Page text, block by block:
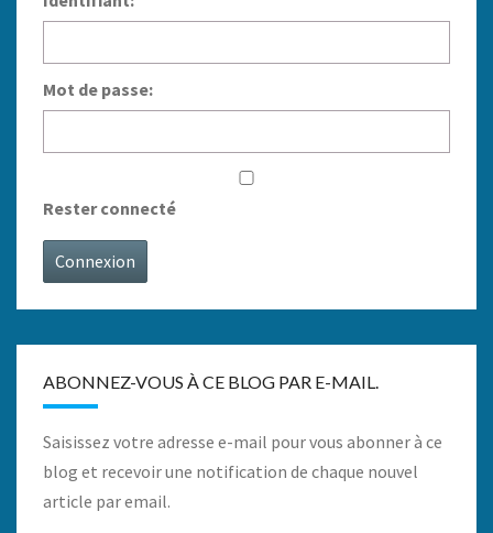
Mot de passe:
Rester connecté
Connexion
ABONNEZ-VOUS À CE BLOG PAR E-MAIL.
Saisissez votre adresse e-mail pour vous abonner à ce
blog et recevoir une notification de chaque nouvel
article par email.